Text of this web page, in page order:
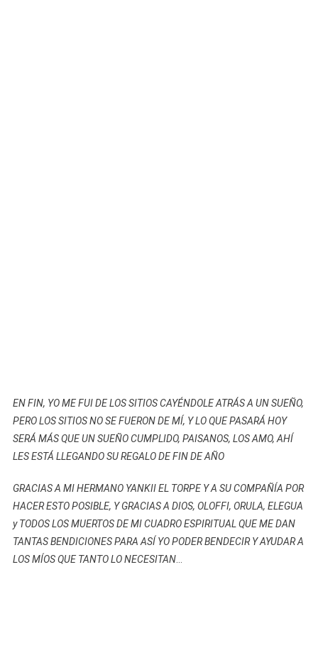
EN FIN, YO ME FUI DE LOS SITIOS CAYÉNDOLE ATRÁS A UN SUEÑO,
PERO LOS SITIOS NO SE FUERON DE MÍ, Y LO QUE PASARÁ HOY
SERÁ MÁS QUE UN SUEÑO CUMPLIDO, PAISANOS, LOS AMO, AHÍ
LES ESTÁ LLEGANDO SU REGALO DE FIN DE AÑO
GRACIAS A MI HERMANO YANKII EL TORPE Y A SU COMPAÑÍA POR
HACER ESTO POSIBLE, Y GRACIAS A DIOS, OLOFFI, ORULA, ELEGUA
y TODOS LOS MUERTOS DE MI CUADRO ESPIRITUAL QUE ME DAN
TANTAS BENDICIONES PARA ASÍ YO PODER BENDECIR Y AYUDAR A
LOS MÍOS QUE TANTO LO NECESITAN…